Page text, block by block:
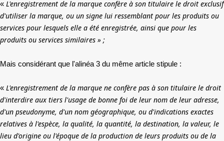
« L'enregistrement de la marque confère à son titulaire le droit exclusif
d'utiliser la marque, ou un signe lui ressemblant pour les produits ou
services pour lesquels elle a été enregistrée, ainsi que pour les
produits ou services similaires » ;
Mais considérant que l'alinéa 3 du même article stipule :
« L'enregistrement de la marque ne confère pas à son titulaire le droit
d'interdire aux tiers l'usage de bonne foi de leur nom de leur adresse,
d'un pseudonyme, d'un nom géographique, ou d'indications exactes
relatives à l'espèce, la qualité, la quantité, la destination, la valeur, le
lieu d'origine ou l'époque de la production de leurs produits ou de la